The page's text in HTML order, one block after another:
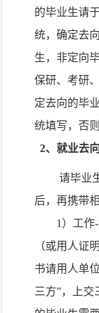
的毕业生请
统，确定去
生，非定向
保研、考研
定去向的毕
统填写，否
2、就业去
请毕业
后，再携带
1 ）工作-
（或用人证
书请用人单
三方”，上交